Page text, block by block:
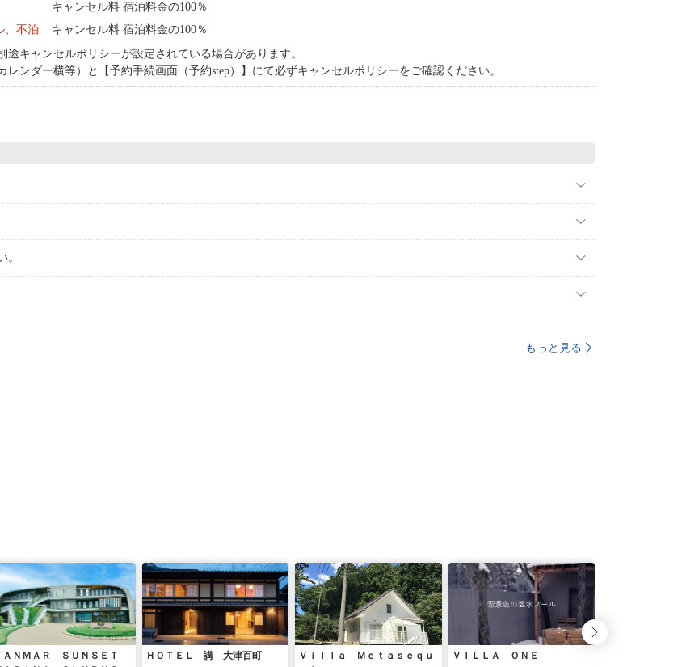
キャンセル料 宿泊料金の100％
、不泊
キャンセル料 宿泊料金の100％
キャンセルポリシーが設定されている場合があります。
レンダー横等）と【予約手続画面（予約step）】にて必ずキャンセルポリシーをご確認ください。
。
もっと見る
ＡＮＭＡＲ ＳＵＮＳＥＴ
ＨＯＴＥＬ 講 大津百町
Ｖｉｌｌａ Ｍｅｔａｓｅｑｕ
ＶＩＬＬＡ ＯＮＥ